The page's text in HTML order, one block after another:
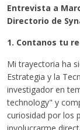
Entrevista a
Directorio de
1. Contanos tu
Mi trayectoria ha
Estrategia y la
investigador en
technology" y
curiosidad por los